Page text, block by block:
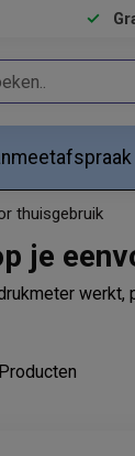
thuisgebruik
je
werkt,
Producten